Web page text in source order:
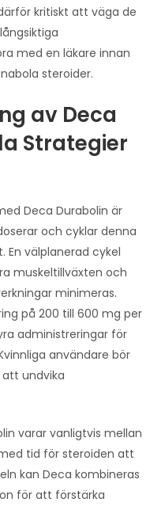
kritiskt att väga de
med en läkare innan
steroider.
av Deca
Strategier
Deca Durabolin är
och cyklar denna
välplanerad cykel
muskeltillväxten och
minimeras.
på 200 till 600 mg per
administreringar för
användare bör
undvika
varar vanligtvis mellan
tid för steroiden att
kan Deca kombineras
för att förstärka